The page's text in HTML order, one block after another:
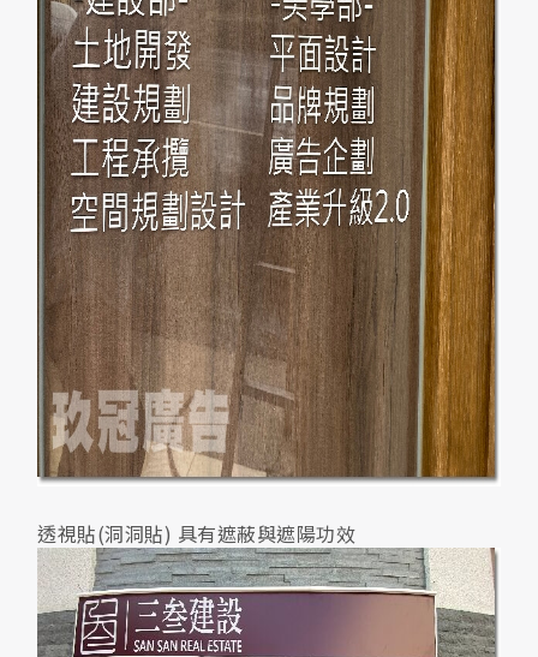
透視貼(洞洞貼) 具有遮蔽與遮陽功效